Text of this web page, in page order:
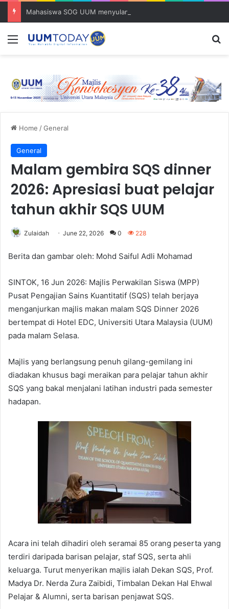
Menu
Home /General
General
Malam gembira SQS dinner
2026: Apresiasi buat pelajar
tahun akhir SQS UUM
Zulaidah June 22, 2026 0 228
Berita dan gambar oleh: Mohd Saiful Adli Mohamad
SINTOK, 16 Jun 2026: Majlis Perwakilan Siswa (MPP)
Pusat Pengajian Sains Kuantitatif (SQS) telah berjaya
menganjurkan majlis makan malam SQS Dinner 2026
bertempat di Hotel EDC, Universiti Utara Malaysia (UUM)
pada malam Selasa.
Majlis yang berlangsung penuh gilang-gemilang ini
diadakan khusus bagi meraikan para pelajar tahun akhir
SQS yang bakal menjalani latihan industri pada semester
hadapan.
Acara ini telah dihadiri oleh seramai 85 orang peserta yang
terdiri daripada barisan pelajar, staf SQS, serta ahli
keluarga. Turut menyerikan majlis ialah Dekan SQS, Prof.
Madya Dr. Nerda Zura Zaibidi, Timbalan Dekan Hal Ehwal
Pelajar & Alumni, serta barisan penjawat SQS.